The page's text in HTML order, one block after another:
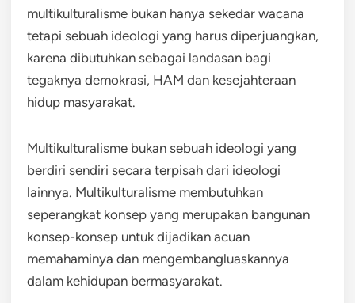
multikulturalisme bukan hanya sekedar wacana
tetapi sebuah ideologi yang harus diperjuangkan,
karena dibutuhkan sebagai landasan bagi
tegaknya demokrasi, HAM dan kesejahteraan
hidup masyarakat.
Multikulturalisme bukan sebuah ideologi yang
berdiri sendiri secara terpisah dari ideologi
lainnya. Multikulturalisme membutuhkan
seperangkat konsep yang merupakan bangunan
konsep-konsep untuk dijadikan acuan
memahaminya dan mengembangluaskannya
dalam kehidupan bermasyarakat.